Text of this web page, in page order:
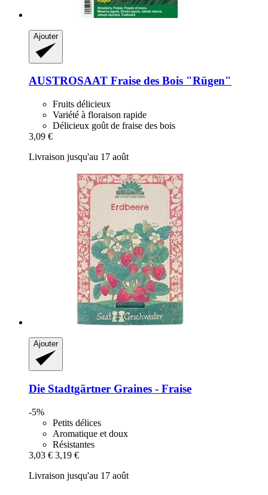
Ajouter
AUSTROSAAT Fraise des Bois "Rügen"
Fruits délicieux
Variété à floraison rapide
Délicieux goût de fraise des bois
3,09 €
Livraison jusqu'au 17 août
Ajouter
Die Stadtgärtner Graines -​ Fraise
-5%
Petits délices
Aromatique et doux
Résistantes
3,03 € 3,19 €
Livraison jusqu'au 17 août